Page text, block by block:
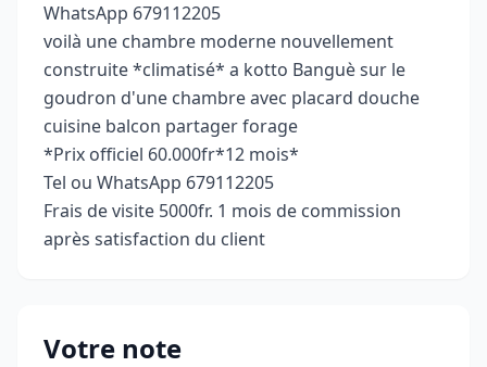
WhatsApp 679112205
voilà une chambre moderne nouvellement
construite *climatisé* a kotto Banguè sur le
goudron d'une chambre avec placard douche
cuisine balcon partager forage
*Prix officiel 60.000fr*12 mois*
Tel ou WhatsApp 679112205
Frais de visite 5000fr. 1 mois de commission
après satisfaction du client
Votre note